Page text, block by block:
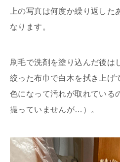
上の写真は何度か繰り返した
なります。
刷毛で洗剤を塗り込んだ後は
絞った布巾で白木を拭き上げ
色になって汚れが取れている
撮っていませんが…）。